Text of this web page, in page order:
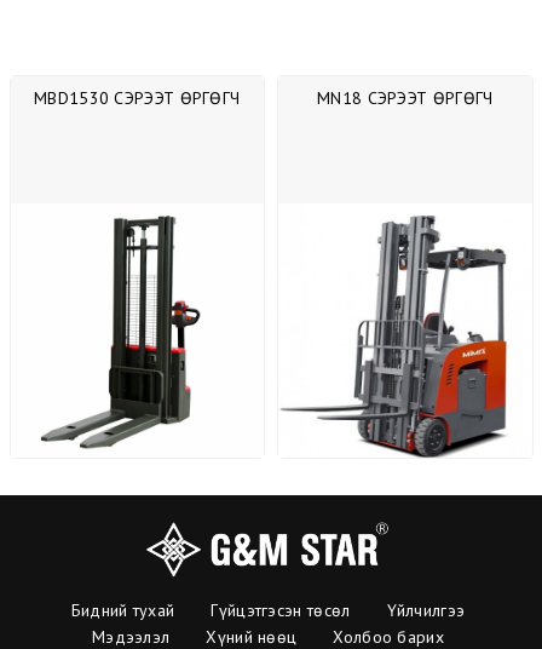
MBD1530 СЭРЭЭТ ӨРГӨГЧ MN18 СЭРЭЭТ ӨРГӨГЧ
Бидний тухай Гүйцэтгэсэн төсөл
Үйлчилгээ
Мэдээлэл
Хүний нөөц Холбоо барих